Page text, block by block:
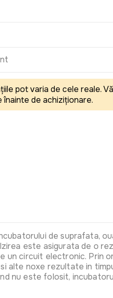
pot varia de cele reale.
de achiziționare.
de suprafata,
este asigurata de o
un circuit electronic. Prin
alte noxe rezultate in
nu este folosit,